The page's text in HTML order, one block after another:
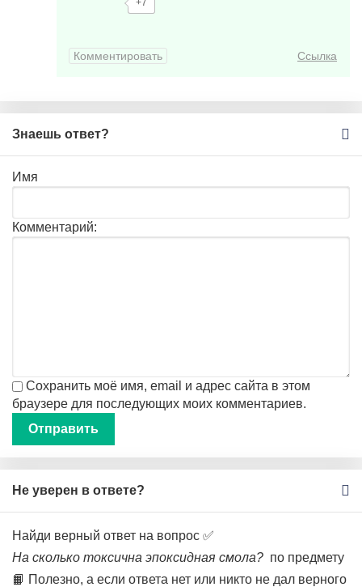
+7
Комментировать Ссылка
Знаешь ответ?
Имя
Комментарий:
Сохранить моё имя, email и адрес сайта в этом
браузере для последующих моих комментариев.
Не уверен в ответе?
Найди верный ответ на вопрос ✅
На сколько токсична эпоксидная смола? по предмету
📙 Полезно, а если ответа нет или никто не дал верного